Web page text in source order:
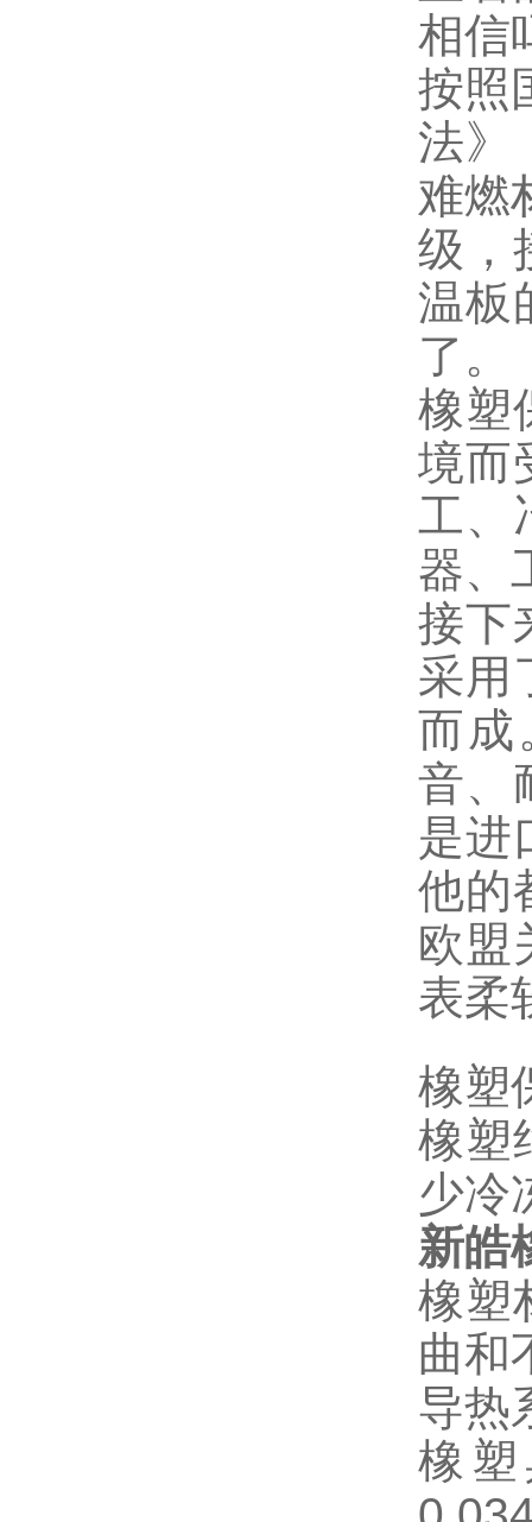
相信
按照
法》
难燃
级，
温板
了。
橡塑
境而
工、
器、
接下
采用
而成
音、
是进
他的
欧盟
表柔
橡塑
橡塑
少冷
新皓
橡塑
曲和
导热
橡